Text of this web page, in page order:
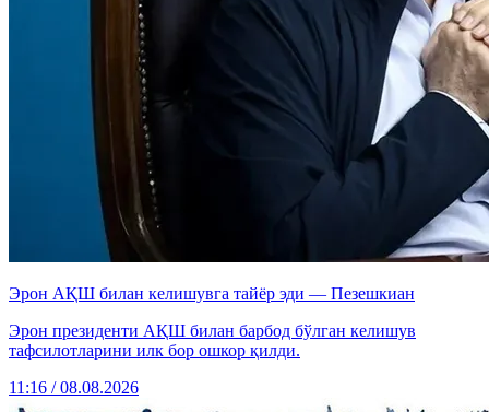
Эрон АҚШ билан келишувга тайёр эди — Пезешкиан
Эрон президенти АҚШ билан барбод бўлган келишув
тафсилотларини илк бор ошкор қилди.
11:16 / 08.08.2026